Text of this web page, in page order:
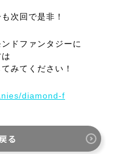
次回で是非！
ドファンタジーに
みてください！
diamond-f
る